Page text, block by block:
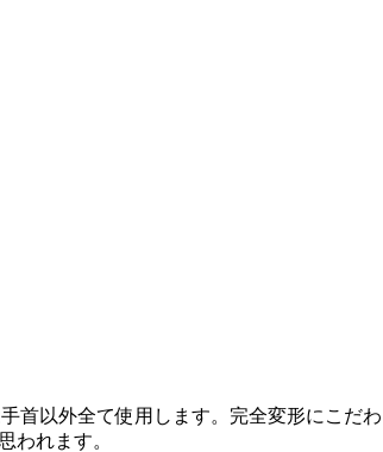
首以外全て使用します。完全変形にこだ
われます。